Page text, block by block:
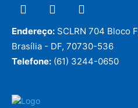
Endereço: SCLRN 704 Bloco
Brasília - DF, 70730-536
Telefone: (61) 3244-0650